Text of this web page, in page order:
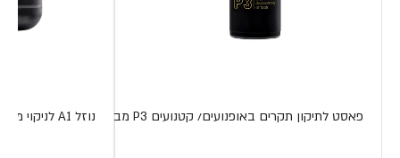
פאסט לתיקון תקרים באופנועים/ קטנועים P3 מבית MOTUL נוזל A1 לניקוי מסנני אויר 5 ליטר מבית MOTUL S.A